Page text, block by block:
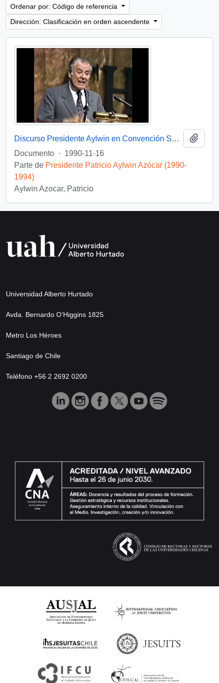
Ordenar por: Código de referencia
Dirección: Clasificación en orden ascendente
Discurso Presidente Aylwin en Convención Santiago: Video
Documento · 1990-11-16
Parte de Presidente Patricio Aylwin Azócar (1990-
1994)
Aylwin Azocar, Patricio
Universidad Alberto Hurtado
Avda. Bernardo O’Higgins 1825
Metro Los Héroes
Santiago de Chile
Teléfono +56 2 2692 0200